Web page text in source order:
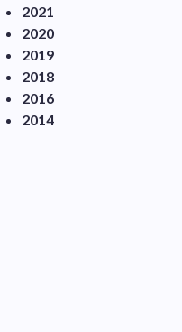
2021
2020
2019
2018
2016
2014